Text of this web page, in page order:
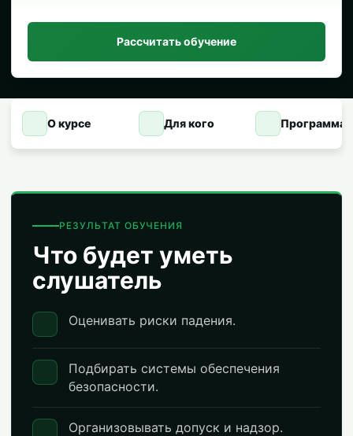
Рассчитать обучение
О курсе Для кого Программа
РЕЗУЛЬТАТ ОБУЧЕНИЯ
Что будет уметь
слушатель
Оценивать риски падения.
Подбирать системы обеспечения
безопасности.
Организовывать допуск и надзор.